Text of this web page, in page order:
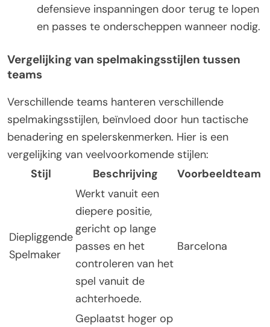
defensieve inspanningen door terug te lopen
en passes te onderscheppen wanneer nodig.
Vergelijking van spelmakingsstijlen tussen
teams
Verschillende teams hanteren verschillende
spelmakingsstijlen, beïnvloed door hun tactische
benadering en spelerskenmerken. Hier is een
vergelijking van veelvoorkomende stijlen:
Stijl
Beschrijving Voorbeeldteam
Diepliggende
Spelmaker
Werkt vanuit een
diepere positie,
gericht op lange
passes en het
controleren van het
spel vanuit de
achterhoede.
Barcelona
Geplaatst hoger op